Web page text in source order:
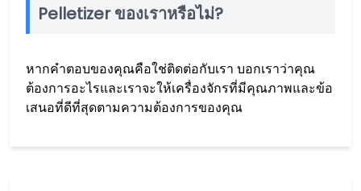
Pelletizer ของเราหรือไม่?
หากคำตอบของคุณคือใช่ติดต่อกับเรา บอกเราว่าคุณ
ต้องการอะไรและเราจะให้เครื่องจักรที่มีคุณภาพและข้อ
เสนอที่ดีที่สุดตามความต้องการของคุณ